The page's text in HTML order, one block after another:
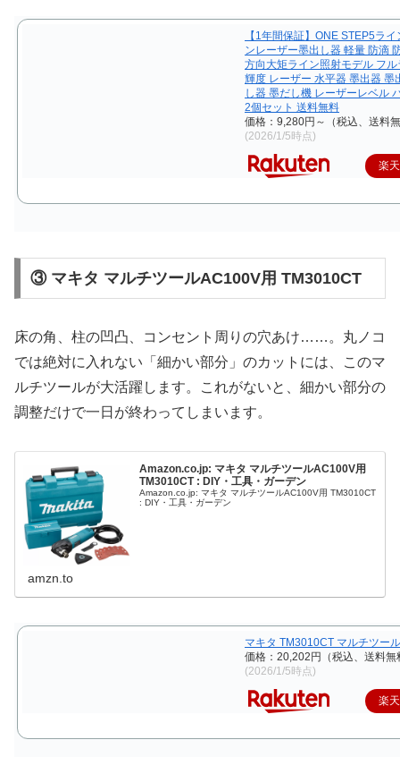
【1年間保証】ONE STEP5ラ
ンレーザー墨出し器 軽量 防滴
方向大矩ライン照射モデル フル
輝度 レーザー 水平器 墨出器 墨
し器 墨だし機 レーザーレベル
2個セット 送料無料
価格：9,280円～（税込、送料
(2026/1/5時点)
楽
③ マキタ マルチツールAC100V用 TM3010CT
床の角、柱の凹凸、コンセント周りの穴あけ……。丸ノコ
では絶対に入れない「細かい部分」のカットには、このマ
ルチツールが大活躍します。これがないと、細かい部分の
調整だけで一日が終わってしまいます。
Amazon.co.jp: マキタ マルチツールAC100V用
TM3010CT : DIY・工具・ガーデン
Amazon.co.jp: マキタ マルチツールAC100V用 TM3010CT
: DIY・工具・ガーデン
amzn.to
マキタ TM3010CT マルチツー
価格：20,202円（税込、送料無
(2026/1/5時点)
楽